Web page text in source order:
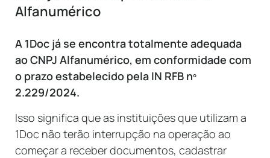
Alfanumérico
A 1Doc já se encontra totalmente adequada
ao CNPJ Alfanumérico, em conformidade com
o prazo estabelecido pela IN RFB nº
2.229/2024.
Isso significa que as instituições que utilizam a
1Doc não terão interrupção na operação ao
começar a receber documentos, cadastrar